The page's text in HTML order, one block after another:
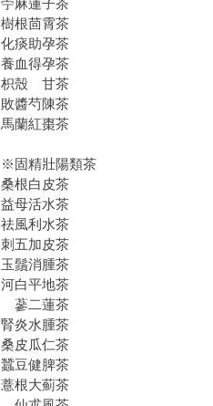
樹根茴霄茶
化痰助孕茶
養血得孕茶
枳殼 甘茶
敗醬芍陳茶
馬蘭紅棗茶
※固精壯陽類茶
桑根白皮茶
益母活水茶
祛風利水茶
刺五加皮茶
玉鬚消腫茶
河白平地茶
蔘二蓮茶
腎炎水腫茶
桑皮瓜仁茶
蠶豆健脾茶
薏根大薊茶